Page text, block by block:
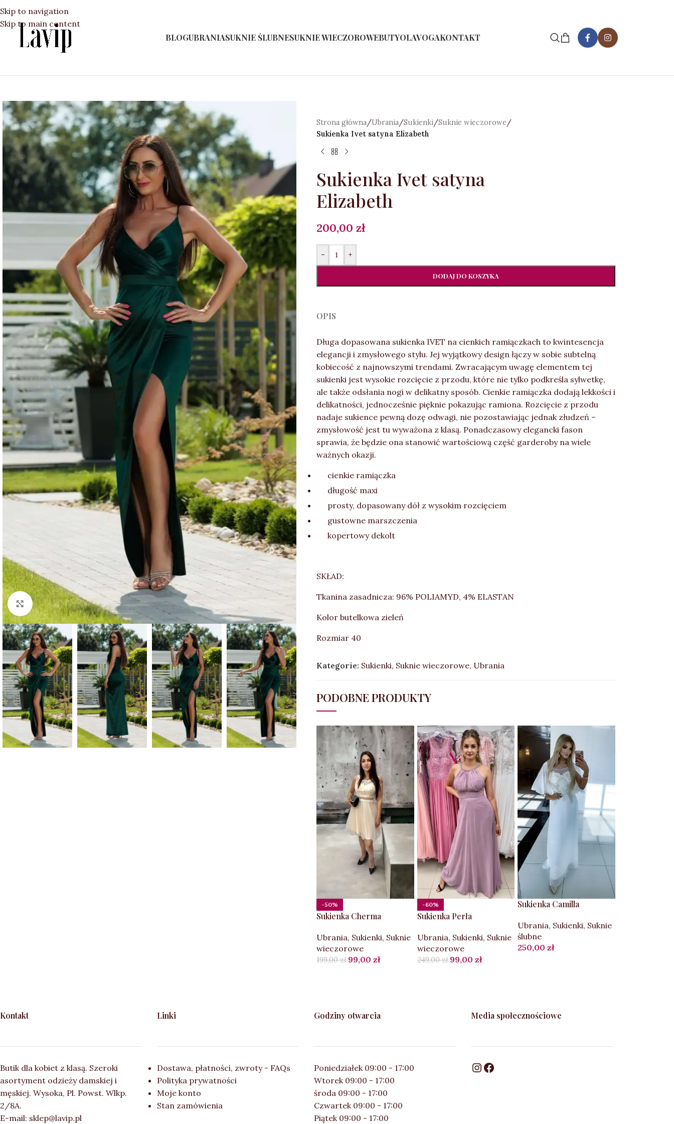
Skip to navigation
Skip to main content
BLOGUBRANIASUKNIE ŚLUBNESUKNIE WIECZOROWEBUTYOLAVOGAKONTAKT
Kliknij aby powiększyć
Strona główna/Ubrania/Sukienki/Suknie wieczorowe/
Sukienka Ivet satyna Elizabeth
Sukienka Ivet satyna
Elizabeth
200,00 zł
- +
DODAJ DO KOSZYKA
OPIS
Długa dopasowana sukienka IVET na cienkich ramiączkach to kwintesencja
elegancji i zmysłowego stylu. Jej wyjątkowy design łączy w sobie subtelną
kobiecość z najnowszymi trendami. Zwracającym uwagę elementem tej
sukienki jest wysokie rozcięcie z przodu, które nie tylko podkreśla sylwetkę,
ale także odsłania nogi w delikatny sposób. Cienkie ramiączka dodają lekkości i
delikatności, jednocześnie pięknie pokazując ramiona. Rozcięcie z przodu
nadaje sukience pewną dozę odwagi, nie pozostawiając jednak złudzeń –
zmysłowość jest tu wyważona z klasą. Ponadczasowy elegancki fason
sprawia, że będzie ona stanowić wartościową część garderoby na wiele
ważnych okazji.
cienkie ramiączka
długość maxi
prosty, dopasowany dół z wysokim rozcięciem
gustowne marszczenia
kopertowy dekolt
SKŁAD:
Tkanina zasadnicza: 96% POLIAMYD, 4% ELASTAN
Kolor butelkowa zieleń
Rozmiar 40
Kategorie: Sukienki, Suknie wieczorowe, Ubrania
PODOBNE PRODUKTY
-50%
Sukienka Cherma
Ubrania, Sukienki, Suknie
wieczorowe
199,00zł 99,00 zł
-60%
Sukienka Perła
Ubrania, Sukienki, Suknie
wieczorowe
249,00zł 99,00 zł
Sukienka Camilla
Ubrania, Sukienki, Suknie
ślubne
250,00zł
Kontakt
Butik dla kobiet z klasą. Szeroki
asortyment odzieży damskiej i
męskiej. Wysoka, Pl. Powst. Wlkp.
2/8A.
E-mail: sklep@lavip.pl
Linki
Dostawa, płatności, zwroty - FAQs
Polityka prywatności
Moje konto
Stan zamówienia
Godziny otwarcia
Poniedziałek 09:00 - 17:00
Wtorek 09:00 - 17:00
środa 09:00 - 17:00
Czwartek 09:00 - 17:00
Piątek 09:00 - 17:00
Media społecznościowe